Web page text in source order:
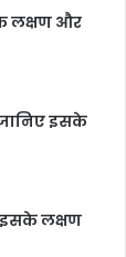
लक्षण और
इसके
लक्षण